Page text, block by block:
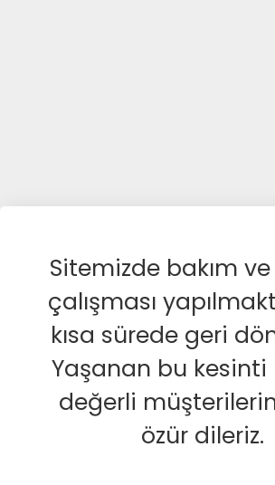
Sitemizde bakım
çalışması
kısa sürede geri
Yaşanan bu kesinti
değerli
özür dileriz.